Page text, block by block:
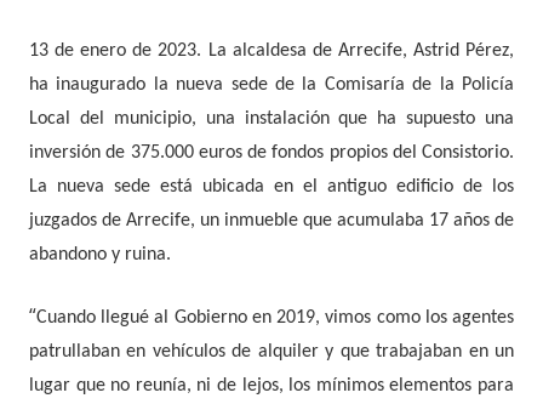
13 de enero de 2023. La alcaldesa de Arrecife, Astrid Pérez,
ha inaugurado la nueva sede de la Comisaría de la Policía
Local del municipio, una instalación que ha supuesto una
inversión de 375.000 euros de fondos propios del Consistorio.
La nueva sede está ubicada en el antiguo edificio de los
juzgados de Arrecife, un inmueble que acumulaba 17 años de
abandono y ruina.
“Cuando llegué al Gobierno en 2019, vimos como los agentes
patrullaban en vehículos de alquiler y que trabajaban en un
lugar que no reunía, ni de lejos, los mínimos elementos para